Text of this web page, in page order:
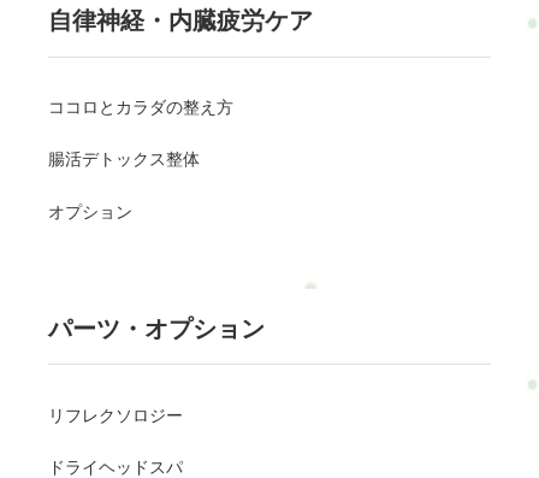
自律神経・内臓疲労ケア
ココロとカラダの整え方
腸活デトックス整体
オプション
パーツ・オプション
リフレクソロジー
ドライヘッドスパ